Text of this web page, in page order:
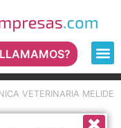
VETERINARIA MELIDE